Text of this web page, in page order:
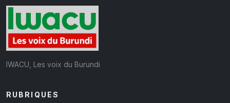
IWACU, Les voix du Burundi
RUBRIQUES